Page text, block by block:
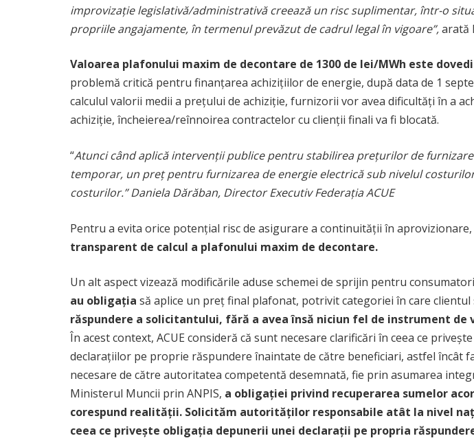
improvizație legislativă/administrativă creează un risc suplimentar, într-o
propriile angajamente, în termenul prevăzut de cadrul legal în vigoare”,arată
Valoarea plafonului maxim de decontare de 1300 de lei/MWh este
problemă critică pentru finanțarea achizițiilor de energie, după data de 1
calculul valorii medii a prețului de achiziție, furnizorii vor avea dificultăți în a
achiziție, încheierea/reînnoirea contractelor cu clienții finali va fi blocată.
“Atunci când aplică intervenții publice pentru stabilirea prețurilor de
temporar, un preț pentru furnizarea de energie electrică sub nivelul
costurilor.” Daniela Dărăban, Director Executiv Federația ACUE
Pentru a evita orice potențial risc de asigurare a continuității în aprovizionare,
transparent de calcul a plafonului maxim de decontare.
Un alt aspect vizează modificările aduse schemei de sprijin pentru
au obligația să aplice un preț final plafonat, potrivit categoriei în care clientul
răspundere a solicitantului, fără a avea însă niciun fel de instrument
În acest context, ACUE consideră că sunt necesare clarificări în ceea ce
declarațiilor pe proprie răspundere înaintate de către beneficiari, astfel încât
necesare de către autoritatea competentă desemnată, fie prin asumarea
Ministerul Muncii prin ANPIS, a obligației privind recuperarea sumelor
corespund realității. Solicităm autorităților responsabile atât la nivel
ceea ce privește obligația depunerii unei declarații pe propria